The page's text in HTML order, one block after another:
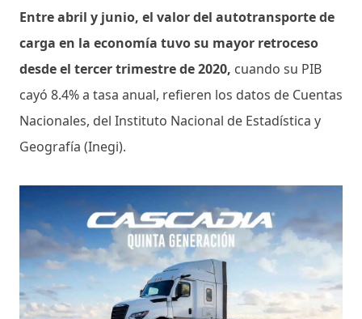
Entre abril y junio, el valor del autotransporte de
carga en la economía tuvo su mayor retroceso
desde el tercer trimestre de 2020, cuando su PIB
cayó 8.4% a tasa anual, refieren los datos de Cuentas
Nacionales, del Instituto Nacional de Estadística y
Geografía (Inegi).